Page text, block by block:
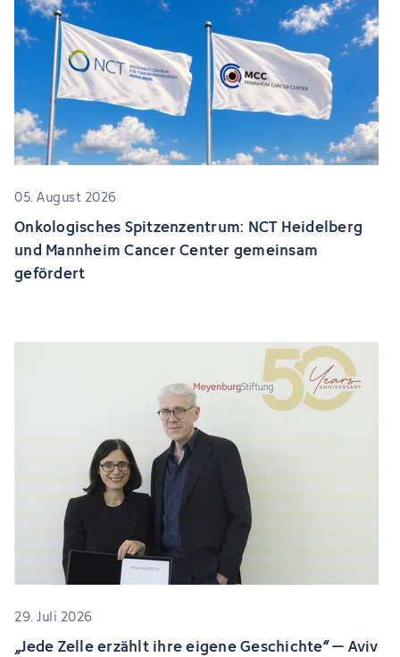
05. August 2026
Onkologisches Spitzenzentrum: NCT Heidelberg
und Mannheim Cancer Center gemeinsam
gefördert
29. Juli 2026
„Jede Zelle erzählt ihre eigene Geschichte“ – Aviv